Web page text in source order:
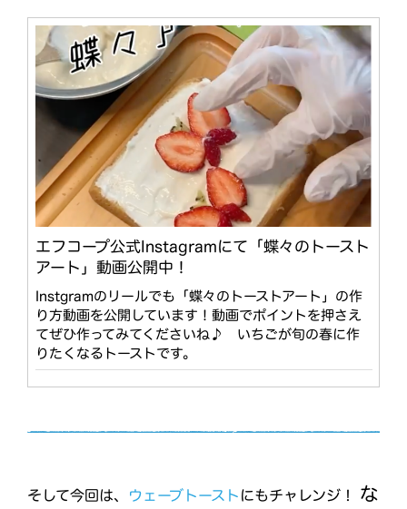
エフコープ公式Instagramにて「蝶々のトースト
アート」動画公開中！
Instgramのリールでも「蝶々のトーストアート」の作
り方動画を公開しています！動画でポイントを押さえ
てぜひ作ってみてくださいね♪ いちごが旬の春に作
りたくなるトーストです。
そして今回は、 ウェーブトースト にもチャレンジ！ な